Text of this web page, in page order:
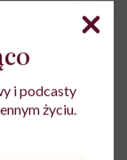
itp.)
i podcasty
życiu.